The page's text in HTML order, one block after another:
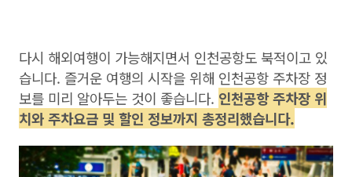
다시 해외여행이 가능해지면서 인천공항도 북적이고 있
습니다. 즐거운 여행의 시작을 위해 인천공항 주차장 정
보를 미리 알아두는 것이 좋습니다. 인천공항 주차장 위
치와 주차요금 및 할인 정보까지 총정리했습니다.